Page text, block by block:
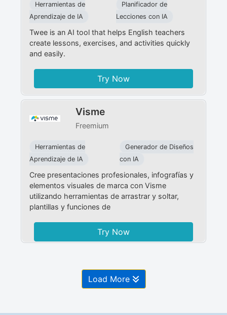
Herramientas de
Aprendizaje de IA
Planificador de
Lecciones con IA
Twee is an AI tool that helps English teachers
create lessons, exercises, and activities quickly
and easily.
Try Now
Visme
Freemium
Herramientas de
Aprendizaje de IA
Generador de Diseños
con IA
Cree presentaciones profesionales, infografías y
elementos visuales de marca con Visme
utilizando herramientas de arrastrar y soltar,
plantillas y funciones de
Try Now
Load More